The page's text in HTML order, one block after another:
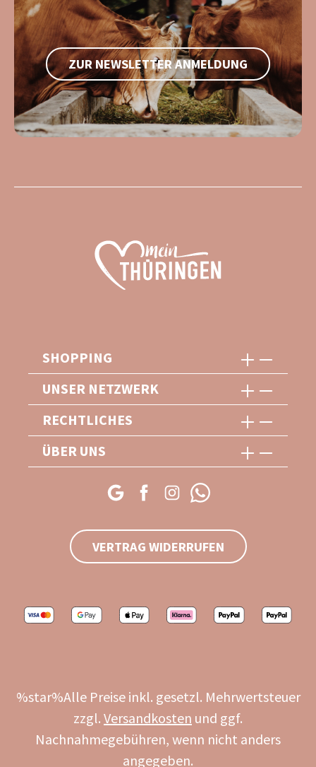
ZUR NEWSLETTER ANMELDUNG
SHOPPING
UNSER NETZWERK
RECHTLICHES
ÜBER UNS
VERTRAG WIDERRUFEN
%star%Alle Preise inkl. gesetzl. Mehrwertsteuer
zzgl. Versandkosten und ggf.
Nachnahmegebühren, wenn nicht anders
angegeben.